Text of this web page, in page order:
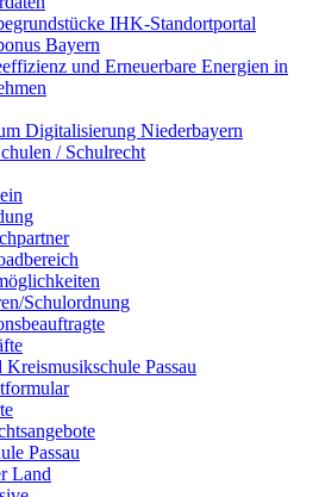
IHK-Standortportal
Bayern
und Erneuerbare Energien in
Digitalisierung Niederbayern
/ Schulrecht
Schulordnung
Passau
Passau
Land